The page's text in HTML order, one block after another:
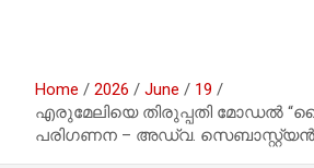
Home 2026 June
19
എരുമേലിയെ തിരുപ്പതി മോഡൽ
പരിഗണന – അഡ്വ.